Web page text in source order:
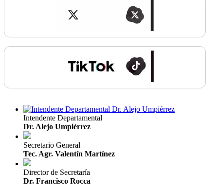
Intendente Departamental
Dr. Alejo Umpiérrez
Secretario General
Tec. Agr. Valentín Martínez
Director de Secretaría
Dr. Francisco Rocca